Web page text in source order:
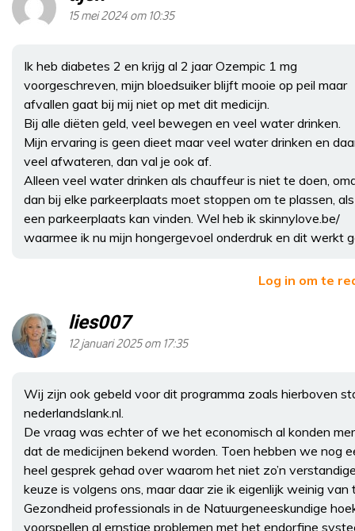
15 mei 2024 om 10:35
Ik heb diabetes 2 en krijg al 2 jaar Ozempic 1 mg
voorgeschreven, mijn bloedsuiker blijft mooie op peil maar
afvallen gaat bij mij niet op met dit medicijn.
Bij alle diëten geld, veel bewegen en veel water drinken.
Mijn ervaring is geen dieet maar veel water drinken en
veel afwateren, dan val je ook af.
Alleen veel water drinken als chauffeur is niet te doen,
dan bij elke parkeerplaats moet stoppen om te plassen,
een parkeerplaats kan vinden. Wel heb ik skinnylove.be/
waarmee ik nu mijn hongergevoel onderdruk en dit werkt
Log in om te
lies007
12 januari 2025 om 17:35
Wij zijn ook gebeld voor dit programma zoals hierboven
nederlandslank.nl.
De vraag was echter of we het economisch al konden
dat de medicijnen bekend worden. Toen hebben we nog
heel gesprek gehad over waarom het niet zo’n
keuze is volgens ons, maar daar zie ik eigenlijk weinig van
Gezondheid professionals in de Natuurgeneeskundige
voorspellen al ernstige problemen met het endorfine